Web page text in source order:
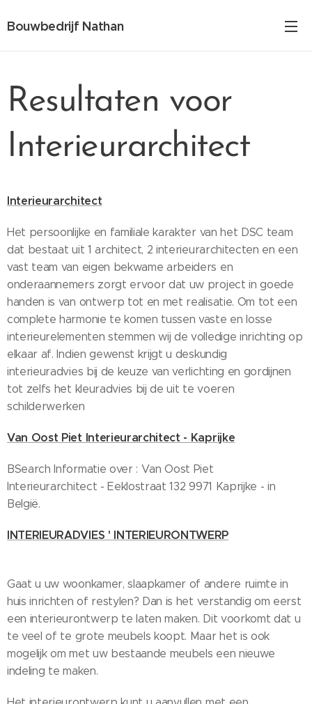
Bouwbedrijf Nathan
Resultaten voor
Interieurarchitect
Interieurarchitect
Het persoonlijke en familiale karakter van het DSC team
dat bestaat uit 1 architect, 2 interieurarchitecten en een
vast team van eigen bekwame arbeiders en
onderaannemers zorgt ervoor dat uw project in goede
handen is van ontwerp tot en met realisatie. Om tot een
complete harmonie te komen tussen vaste en losse
interieurelementen stemmen wij de volledige inrichting op
elkaar af. Indien gewenst krijgt u deskundig
interieuradvies bij de keuze van verlichting en gordijnen
tot zelfs het kleuradvies bij de uit te voeren
schilderwerken
Van Oost Piet Interieurarchitect - Kaprijke
BSearch Informatie over : Van Oost Piet
Interieurarchitect - Eeklostraat 132 9971 Kaprijke - in
België.
INTERIEURADVIES ' INTERIEURONTWERP
Gaat u uw woonkamer, slaapkamer of andere ruimte in
huis inrichten of restylen? Dan is het verstandig om eerst
een interieurontwerp te laten maken. Dit voorkomt dat u
te veel of te grote meubels koopt. Maar het is ook
mogelijk om met uw bestaande meubels een nieuwe
indeling te maken.